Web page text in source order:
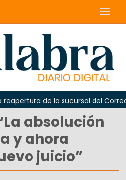
de la sucursal del Correo
absolución
y ahora
juicio”